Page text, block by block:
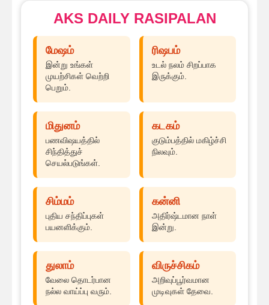
AKS DAILY RASIPALAN
மேஷம்
இன்று உங்கள்
முயற்சிகள் வெற்றி
பெறும்.
ரிஷபம்
உடல் நலம் சிறப்பாக
இருக்கும்.
மிதுனம்
பணவிஷயத்தில்
சிந்தித்துச்
செயல்படுங்கள்.
கடகம்
குடும்பத்தில் மகிழ்ச்சி
நிலவும்.
சிம்மம்
புதிய சந்திப்புகள்
பயனளிக்கும்.
கன்னி
அதிர்ஷ்டமான நாள்
இன்று.
துலாம்
வேலை தொடர்பான
நல்ல வாய்ப்பு வரும்.
விருச்சிகம்
அறிவுப்பூர்வமான
முடிவுகள் தேவை.